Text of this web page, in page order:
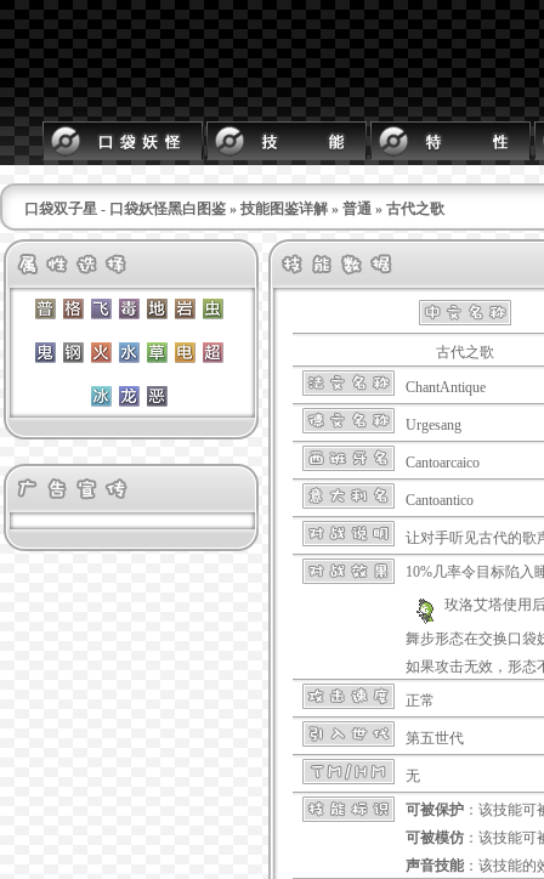
口袋双子星 - 口袋妖怪黑白图鉴 » 技能图鉴详解 » 普通 » 古代之歌
古代之歌
ChantAntique
Urgesang
Cantoarcaico
Cantoantico
让对手听见古代的歌
10%几率令目标陷入
玫洛艾塔使用
舞步形态在交换口袋
如果攻击无效，形态
正常
第五世代
无
可被保护 ：该技能可
可被模仿 ：该技能可
声音技能 ：该技能的